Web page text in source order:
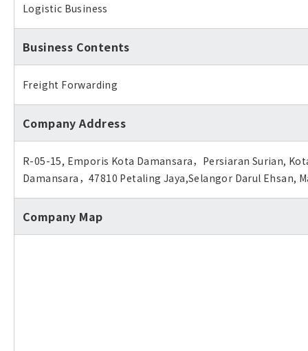
Logistic Business
Business Contents
Freight Forwarding
Company Address
R-05-15, Emporis Kota Damansara，Persiaran Surian,
Damansara，47810 Petaling Jaya,Selangor Darul Ehsan,
Company Map